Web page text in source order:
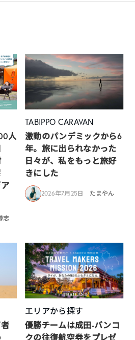
人
志
TABIPPO CARAVAN
激動のパンデミックから6
年。旅に出られなかった
日々が、私をもっと旅好
きにした
2026年7月25日 たまやん
エリアから探す
優勝チームは成田-バンコ
クの往復航空券をプレゼ